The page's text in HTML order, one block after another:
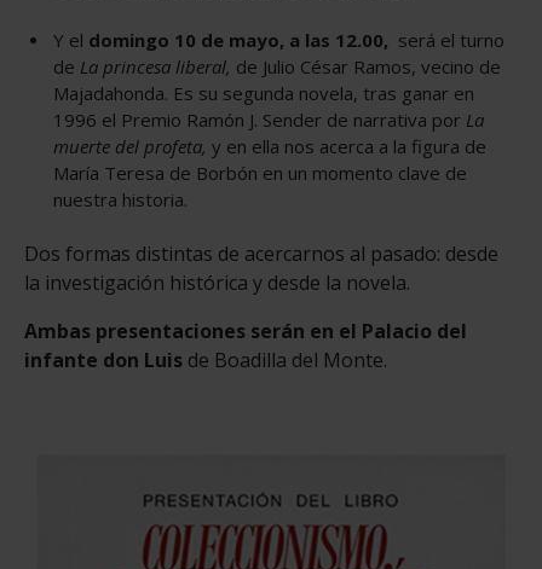
Y el domingo 10 de mayo, a las 12.00, será el turno
de La princesa liberal, de Julio César Ramos, vecino de
Majadahonda. Es su segunda novela, tras ganar en
1996 el Premio Ramón J. Sender de narrativa por La
muerte del profeta, y en ella nos acerca a la figura de
María Teresa de Borbón en un momento clave de
nuestra historia.
Dos formas distintas de acercarnos al pasado: desde
la investigación histórica y desde la novela.
Ambas presentaciones serán en el Palacio del
infante don Luis de Boadilla del Monte.